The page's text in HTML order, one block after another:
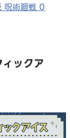
呪術廻戦 0
ックア